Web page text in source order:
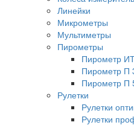
Линейки
Микрометры
Мультиметры
Пирометры
Пирометр
Пирометр П
Пирометр П
Рулетки
Рулетки
Рулетки